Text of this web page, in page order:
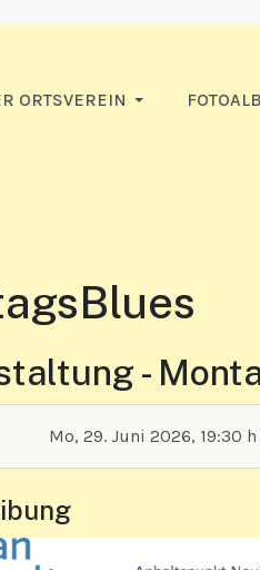
ORTSVEREIN
-
Mo, 29. Juni 2026, 19:30 h